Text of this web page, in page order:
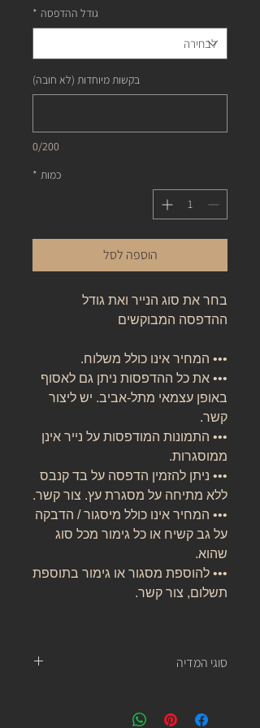
גודל ההדפסה *
בקשות מיוחדות (לא חובה)
0/200
כמות *
הוספה לסל
בחר את סוג הנייר ואת גודל
ההדפסה המבוקשים
••• המחיר אינו כולל משלוח.
••• את כל ההדפסות ניתן גם לאסוף
באופן עצמאי מתל-אביב. יש ליצור
קשר.
••• התמונות המודפסות על נייר אינן
ממוסגרות.
••• ניתן להזמין הדפסה על בד קנבס
ללא מתיחה על מסגרת עץ. צור קשר.
••• המחיר אינו כולל מיסגור / הדבקה
על גב קשיח או כל גימור מכל סוג
שהוא.
••• להוספת מסגור או גימור בתוספת
תשלום, צור קשר.
סוגי המדיה